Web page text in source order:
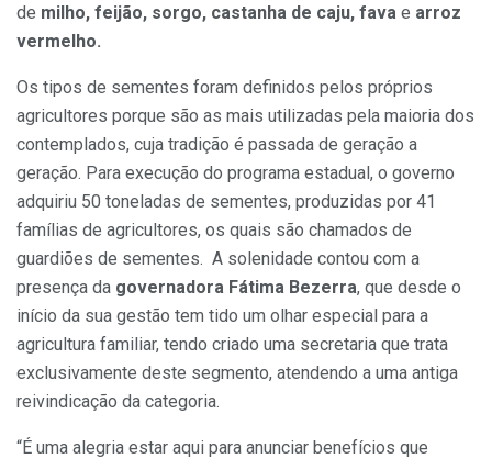
de milho, feijão, sorgo, castanha de caju, fava e arroz
vermelho.
Os tipos de sementes foram definidos pelos próprios
agricultores porque são as mais utilizadas pela maioria dos
contemplados, cuja tradição é passada de geração a
geração. Para execução do programa estadual, o governo
adquiriu 50 toneladas de sementes, produzidas por 41
famílias de agricultores, os quais são chamados de
guardiões de sementes. A solenidade contou com a
presença da governadora Fátima Bezerra, que desde o
início da sua gestão tem tido um olhar especial para a
agricultura familiar, tendo criado uma secretaria que trata
exclusivamente deste segmento, atendendo a uma antiga
reivindicação da categoria.
“É uma alegria estar aqui para anunciar benefícios que